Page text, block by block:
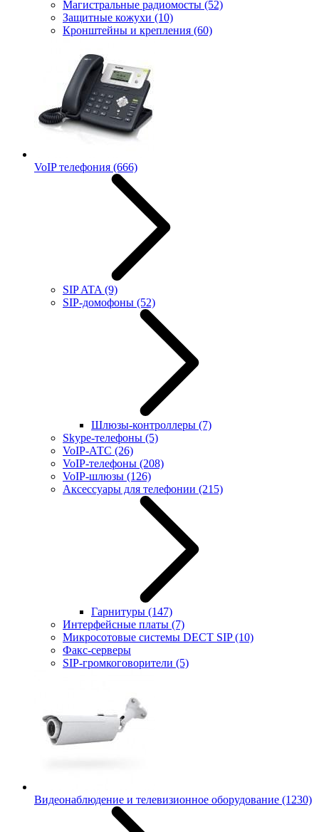
Магистральные радиомосты (52)
Защитные кожухи (10)
Кронштейны и крепления (60)
VoIP телефония (666)
SIP ATA (9)
SIP-домофоны (52)
Шлюзы-контроллеры (7)
Skype-телефоны (5)
VoIP-АТС (26)
VoIP-телефоны (208)
VoIP-шлюзы (126)
Аксессуары для телефонии (215)
Гарнитуры (147)
Интерфейсные платы (7)
Микросотовые системы DECT SIP(10)
Факс-серверы
SIP-громкоговорители (5)
Видеонаблюдение и телевизионное оборудование (1230)